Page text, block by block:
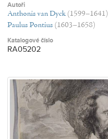
Autoři
Anthonis van Dyck (1599–1641)
Paulus Pontius (1603–1658)
Katalogové číslo
RA05202